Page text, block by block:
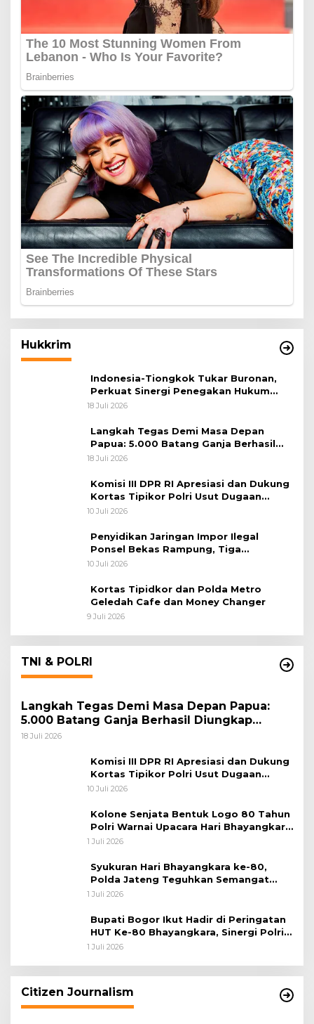
Hukkrim
Indonesia-Tiongkok Tukar Buronan,
Perkuat Sinergi Penegakan Hukum
Lintas Negara
18 Juli 2026
Langkah Tegas Demi Masa Depan
Papua: 5.000 Batang Ganja Berhasil
Diungkap Koops TNI Habema
18 Juli 2026
Komisi III DPR RI Apresiasi dan Dukung
Kortas Tipikor Polri Usut Dugaan
Korupsi Batu Bara
10 Juli 2026
Penyidikan Jaringan Impor Ilegal
Ponsel Bekas Rampung, Tiga
Tersangka Sudah P-21 dan Satu Buron
10 Juli 2026
Kortas Tipidkor dan Polda Metro
Geledah Cafe dan Money Changer
9 Juli 2026
TNI & POLRI
Langkah Tegas Demi Masa Depan Papua:
5.000 Batang Ganja Berhasil Diungkap
Koops TNI Habema
18 Juli 2026
Komisi III DPR RI Apresiasi dan Dukung
Kortas Tipikor Polri Usut Dugaan
Korupsi Batu Bara
10 Juli 2026
Kolone Senjata Bentuk Logo 80 Tahun
Polri Warnai Upacara Hari Bhayangkara
ke-80
1 Juli 2026
Syukuran Hari Bhayangkara ke-80,
Polda Jateng Teguhkan Semangat
Pengabdian dan Pererat Kebersamaan
1 Juli 2026
Bupati Bogor Ikut Hadir di Peringatan
HUT Ke-80 Bhayangkara, Sinergi Polri
dan Pemkab Bogor Jadi Kunci Menjaga
1 Juli 2026
Citizen Journalism